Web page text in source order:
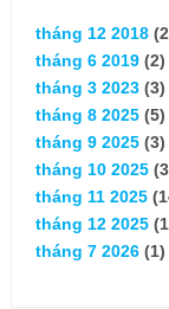
tháng 12 2018
tháng 6 2019(2)
tháng 3 2023(3)
tháng 8 2025(5)
tháng 9 2025(3)
tháng 10 2025
tháng 11 2025
tháng 12 2025
tháng 7 2026(1)